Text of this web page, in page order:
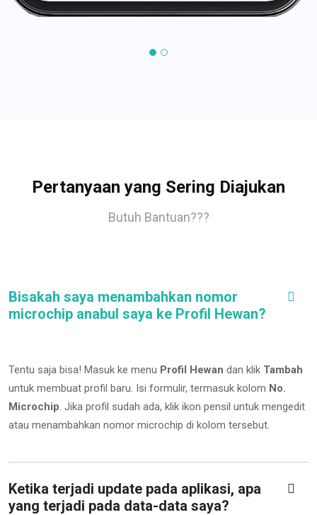
Pertanyaan yang Sering Diajukan
Butuh Bantuan???
Bisakah saya menambahkan nomor
microchip anabul saya ke Profil Hewan?
Tentu saja bisa! Masuk ke menu Profil Hewan dan klik Tambah
untuk membuat profil baru. Isi formulir, termasuk kolom No.
Microchip. Jika profil sudah ada, klik ikon pensil untuk mengedit
atau menambahkan nomor microchip di kolom tersebut.
Ketika terjadi update pada aplikasi, apa
yang terjadi pada data-data saya?